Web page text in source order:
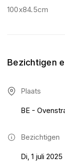
100x84.5cm
Bezichtigen
Plaats
BE -
Bezichtigen
Di, 1 juli 2025